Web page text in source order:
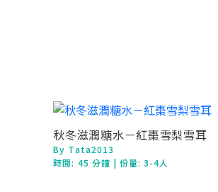
秋冬滋潤糖水－紅棗雪梨雪耳
By Tata2013
時間: 45 分鐘 | 份量: 3-4人